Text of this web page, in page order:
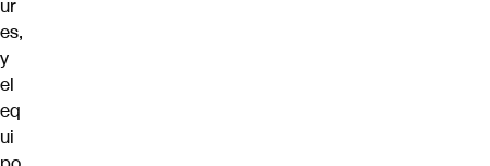
ur
es,
y
el
eq
ui